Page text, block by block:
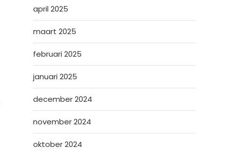
april 2025
maart 2025
februari 2025
januari 2025
december 2024
november 2024
oktober 2024